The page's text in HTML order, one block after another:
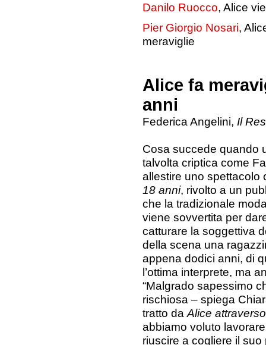
Danilo Ruocco, Alice
Pier Giorgio Nosari,
meraviglie
Alice fa
anni
Federica Angelini, Il
Cosa succede quando
talvolta criptica come
allestire uno spettacolo
18 anni, rivolto a un
che la tradizionale
viene sovvertita per
catturare la soggettiva
della scena una
appena dodici anni, di
l’ottima interprete, ma
“Malgrado sapessimo
rischiosa – spiega
tratto da Alice
abbiamo voluto
riuscire a cogliere il